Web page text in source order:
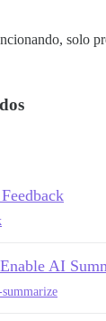
solo
AI